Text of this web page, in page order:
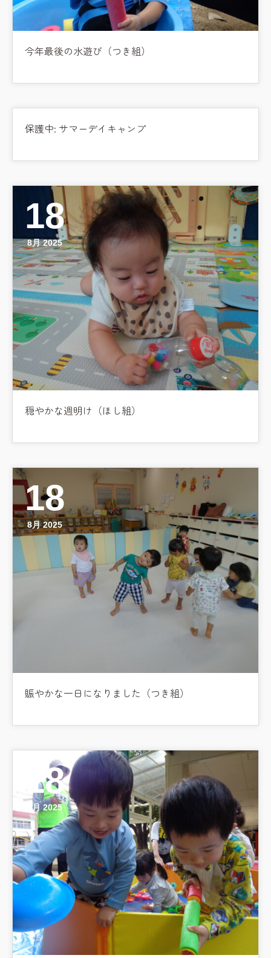
今年最後の水遊び（つき組）
保護中: サマーデイキャンプ
18
8月 2025
穏やかな週明け（ほし組）
18
8月 2025
賑やかな一日になりました（つき組）
18
8月 2025